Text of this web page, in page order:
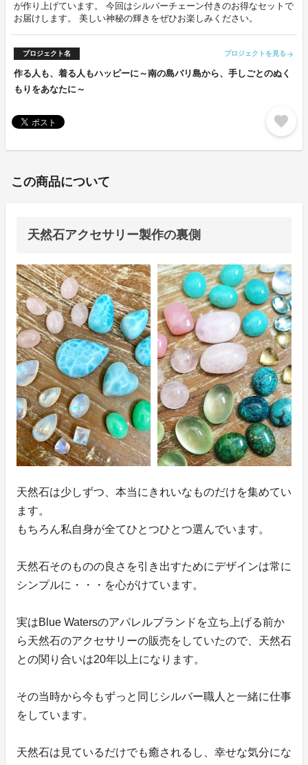
が作り上げています。 今回はシルバーチェーン付きのお得なセットで
お届けします。 美しい神秘の輝きをぜひお楽しみください。
プロジェクト名 プロジェクトを見る arrow_forward
作る人も、着る人もハッピーに～南の島バリ島から、手しごとのぬく
もりをあなたに～
favorite
この商品について
天然石アクセサリー製作の裏側
天然石は少しずつ、本当にきれいなものだけを集めてい
ます。
もちろん私自身が全てひとつひとつ選んでいます。
天然石そのものの良さを引き出すためにデザインは常に
シンプルに・・・を心がけています。
実はBlue Watersのアパレルブランドを立ち上げる前か
ら天然石のアクセサリーの販売をしていたので、天然石
との関り合いは20年以上になります。
その当時から今もずっと同じシルバー職人と一緒に仕事
をしています。
天然石は見ているだけでも癒されるし、幸せな気分にな